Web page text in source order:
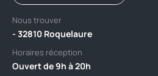
Nous trouver
- 32810 Roquelaure
Horaires réception
Ouvert de 9h à 20h